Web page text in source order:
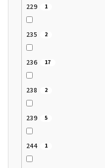
229 1
235 2
236 17
238 2
239 5
244 1